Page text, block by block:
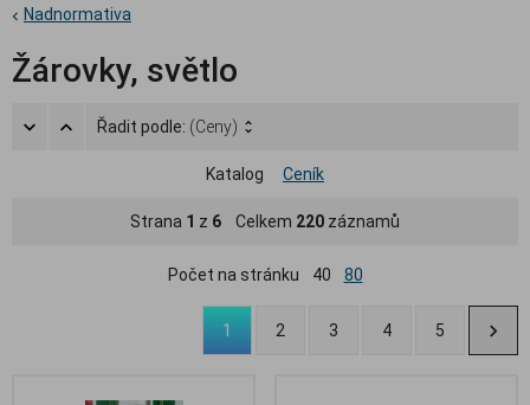
Nadnormativa
Žárovky, světlo
Řadit podle: (Ceny)
Katalog Ceník
Strana 1 z 6 Celkem 220 záznamů
Počet na stránku 40 80
1 2 3 4 5